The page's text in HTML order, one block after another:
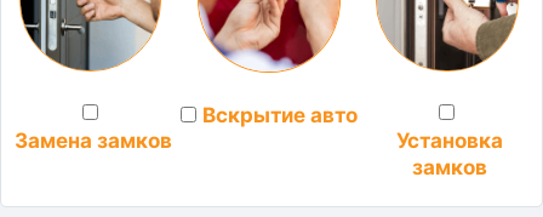
Замена замков
Вскрытие авто
Установка
замков